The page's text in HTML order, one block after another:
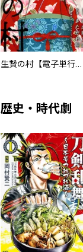
生贄の村【電子単行本版】
歴史・時代劇